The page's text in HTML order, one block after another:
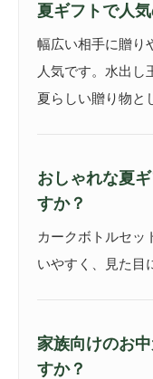
夏ギフトで人
幅広い相手に贈り
人気です。水出し
夏らしい贈り物と
おしゃれな夏
すか？
カークボトルセッ
いやすく、見た目
家族向けのお
すか？